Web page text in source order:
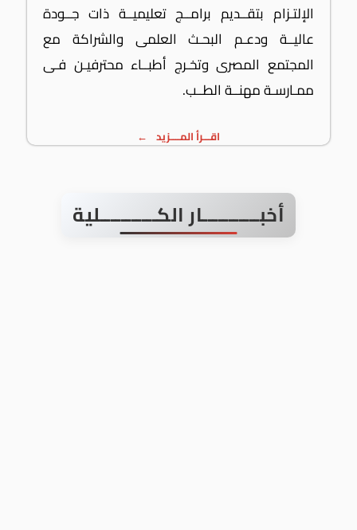
الإلتـزام بتقــديم برامــج تعليميــة ذات جــودة
عاليــة ودعـم البحـث العلمى والشراكة مع
المجتمع المصرى وتخـرج أطبــاء محترفيـن فـى
ممـارسـة مهنــة الطــب.
اقـــرأ المــــزيد
أخبـــــــــــار الكـــــــــــلية